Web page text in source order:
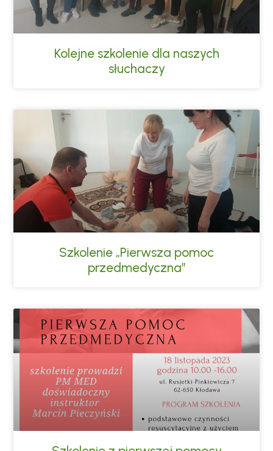
Kolejne szkolenie dla naszych
słuchaczy
Szkolenie „Pierwsza pomoc
przedmedyczna”